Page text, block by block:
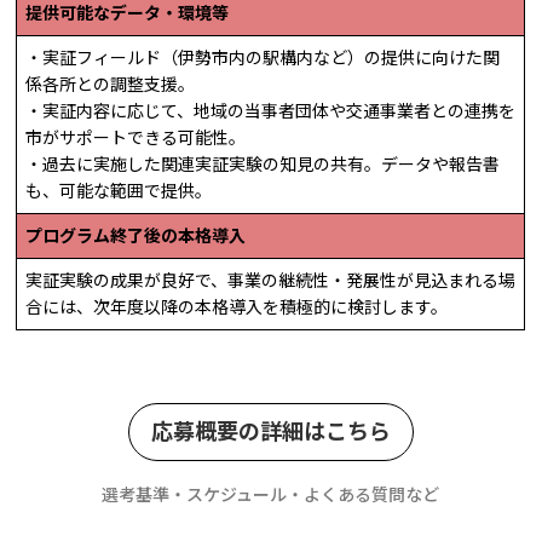
提供可能なデータ・環境等
・実証フィールド（伊勢市内の駅構内など）の提供に向けた関
係各所との調整支援。
・実証内容に応じて、地域の当事者団体や交通事業者との連携を
市がサポートできる可能性。
・過去に実施した関連実証実験の知見の共有。データや報告書
も、可能な範囲で提供。
プログラム終了後の本格導入
実証実験の成果が良好で、事業の継続性・発展性が見込まれる場
合には、次年度以降の本格導入を積極的に検討します。
応募概要の詳細はこちら
選考基準・スケジュール・よくある質問など